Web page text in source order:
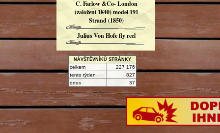
C. Farlow &Co- London
(založení 1840) model 191
Strand (1850)
Julius Von Hofe fly reel
NÁVŠTĚVNÍKŮ STRÁNKY
celkem
227 176
tento týden
827
dnes
37